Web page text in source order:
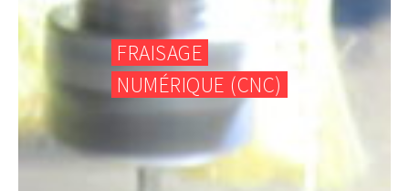
FRAISAGE
NUMÉRIQUE (CNC)